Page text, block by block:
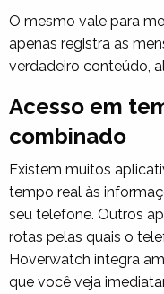
O mesmo vale para
apenas registra as
verdadeiro conteúdo,
Acesso em
combinado
Existem muitos
tempo real às
seu telefone. Outros
rotas pelas quais o
Hoverwatch integra
que você veja